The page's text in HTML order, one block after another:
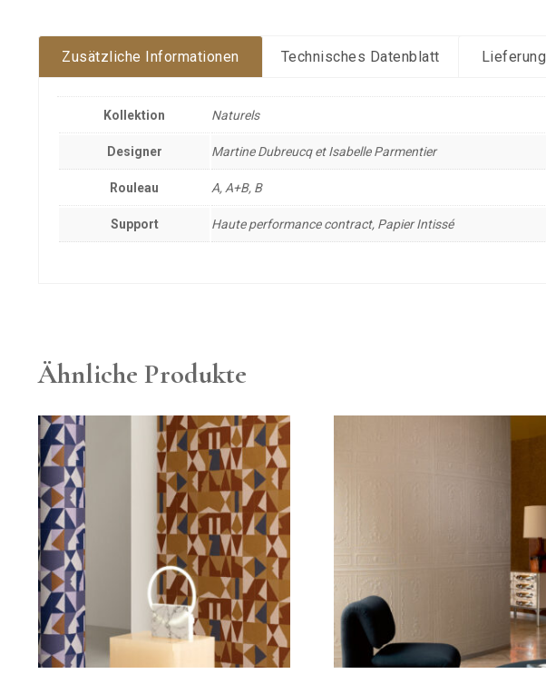
Zusätzliche Informationen Technisches Datenblatt Lieferung
Kollektion Naturels
Designer Martine Dubreucq et Isabelle Parmentier
Rouleau A, A+B, B
Support Haute performance contract, Papier Intissé
Ähnliche Produkte